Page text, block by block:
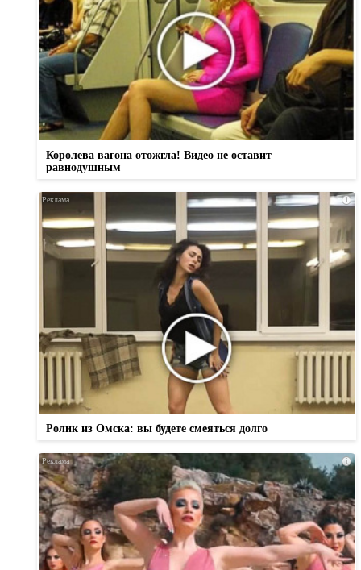
Королева вагона отожгла! Видео не оставит
равнодушным
i
Ролик из Омска: вы будете смеяться долго
i